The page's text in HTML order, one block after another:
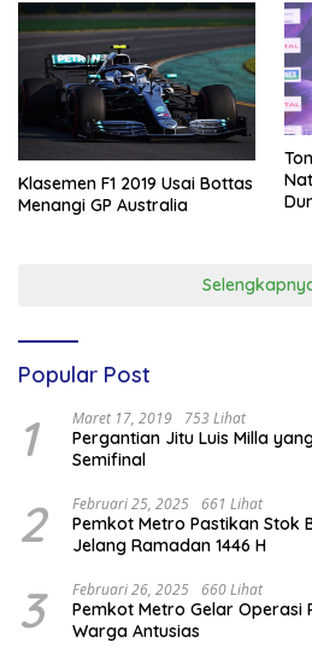
Klasemen F1 2019 Usai Bottas
Menangi GP Australia
Popular Post
1 Maret 17, 2019 753 Lihat
Pergantian Jitu Luis Milla
Semifinal
2 Februari 25, 2025 661 Lihat
Pemkot Metro Pastikan Stok
Jelang Ramadan 1446 H
3 Februari 26, 2025 660 Lihat
Pemkot Metro Gelar Operasi
Warga Antusias